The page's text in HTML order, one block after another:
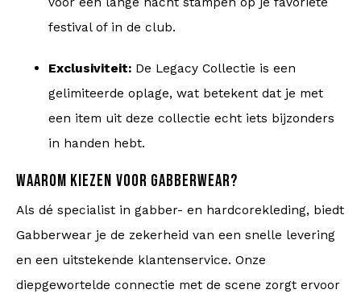
festival of in de club.
Exclusiviteit: De Legacy Collectie is een
gelimiteerde oplage, wat betekent dat je met
een item uit deze collectie echt iets bijzonders
in handen hebt.
WAAROM KIEZEN VOOR GABBERWEAR?
Als dé specialist in gabber- en hardcorekleding, biedt
Gabberwear je de zekerheid van een snelle levering
en een uitstekende klantenservice. Onze
diepgewortelde connectie met de scene zorgt ervoor